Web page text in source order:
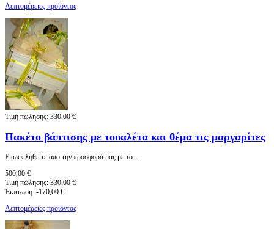
Λεπτομέρειες προϊόντος
Τιμή πώλησης: 330,00 €
Πακέτο βάπτισης με τουαλέτα και θέμα τις μαργαρίτες
Eπωφεληθείτε απο την προσφορά μας με το...
500,00 €
Τιμή πώλησης: 330,00 €
Έκπτωση: -170,00 €
Λεπτομέρειες προϊόντος